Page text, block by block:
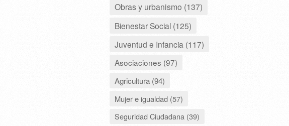
Obras y urbanismo (137)
Bienestar Social (125)
Juventud e Infancia (117)
Asociaciones (97)
Agricultura (94)
Mujer e igualdad (57)
Seguridad Ciudadana (39)